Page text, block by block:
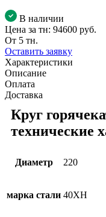
В наличии
Цена за тн: 94600 руб.
От 5 тн.
Оставить заявку
Характеристики
Описание
Оплата
Доставка
Круг
технические
Диаметр 220
марка стали 40ХН